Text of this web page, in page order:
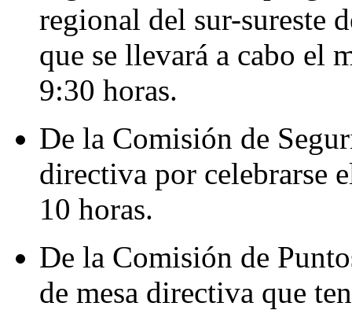
regional del sur-sureste
que se llevará a cabo el
9:30 horas.
De la Comisión de
directiva por celebrarse
10 horas.
De la Comisión de
de mesa directiva que